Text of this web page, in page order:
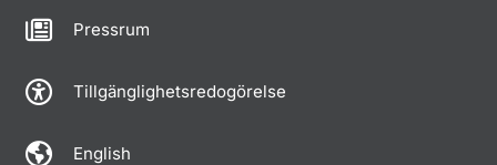
Pressrum
Tillgänglighetsredogörelse
English